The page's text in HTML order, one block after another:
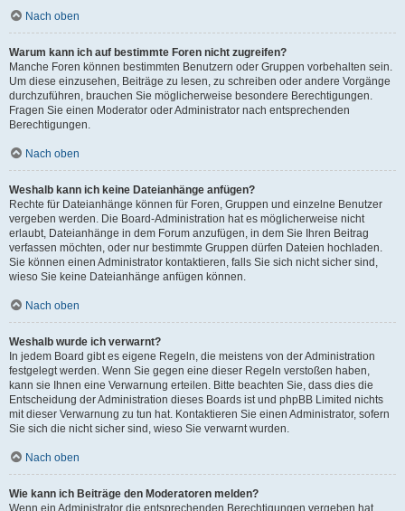
Nach oben
Warum kann ich auf bestimmte Foren nicht zugreifen?
Manche Foren können bestimmten Benutzern oder Gruppen vorbehalten sein.
Um diese einzusehen, Beiträge zu lesen, zu schreiben oder andere Vorgänge
durchzuführen, brauchen Sie möglicherweise besondere Berechtigungen.
Fragen Sie einen Moderator oder Administrator nach entsprechenden
Berechtigungen.
Nach oben
Weshalb kann ich keine Dateianhänge anfügen?
Rechte für Dateianhänge können für Foren, Gruppen und einzelne Benutzer
vergeben werden. Die Board-Administration hat es möglicherweise nicht
erlaubt, Dateianhänge in dem Forum anzufügen, in dem Sie Ihren Beitrag
verfassen möchten, oder nur bestimmte Gruppen dürfen Dateien hochladen.
Sie können einen Administrator kontaktieren, falls Sie sich nicht sicher sind,
wieso Sie keine Dateianhänge anfügen können.
Nach oben
Weshalb wurde ich verwarnt?
In jedem Board gibt es eigene Regeln, die meistens von der Administration
festgelegt werden. Wenn Sie gegen eine dieser Regeln verstoßen haben,
kann sie Ihnen eine Verwarnung erteilen. Bitte beachten Sie, dass dies die
Entscheidung der Administration dieses Boards ist und phpBB Limited nichts
mit dieser Verwarnung zu tun hat. Kontaktieren Sie einen Administrator, sofern
Sie sich die nicht sicher sind, wieso Sie verwarnt wurden.
Nach oben
Wie kann ich Beiträge den Moderatoren melden?
Wenn ein Administrator die entsprechenden Berechtigungen vergeben hat,